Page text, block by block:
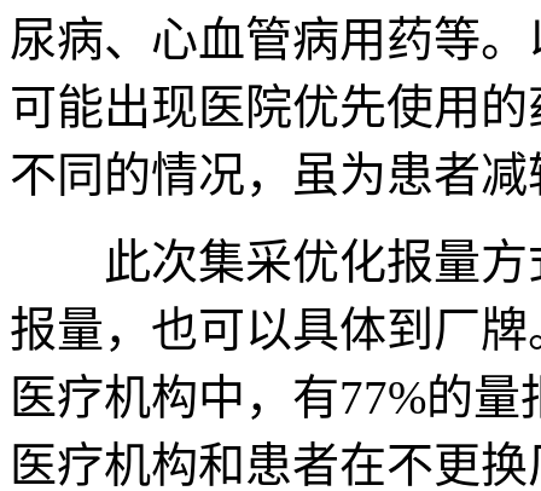
尿病、心血管病用药等
可能出现医院优先使用
不同的情况，虽为患者
此次集采优化报量方
报量，也可以具体到厂
医疗机构中，有77%的
医疗机构和患者在不更